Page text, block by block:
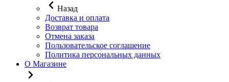
Назад
Доставка и оплата
Возврат товара
Отмена заказа
Пользовательское соглашение
Политика персональных данных
О Магазине